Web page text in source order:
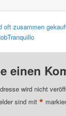
oft zusammen
einen
wird nicht
sind mit*